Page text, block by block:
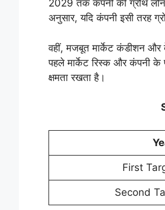
2029 तक कंपनी की ग्रोथ लोन
अनुसार, यदि कंपनी इसी तरह
वहीं, मजबूत मार्केट कंडीशन और
पहले मार्केट रिस्क और कंपनी के
क्षमता रखता है।
First
Second